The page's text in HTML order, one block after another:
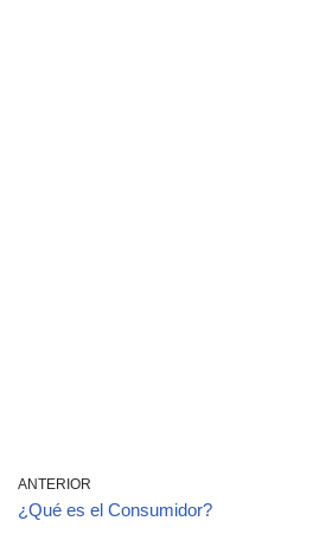
ANTERIOR
¿Qué es el Consumidor?